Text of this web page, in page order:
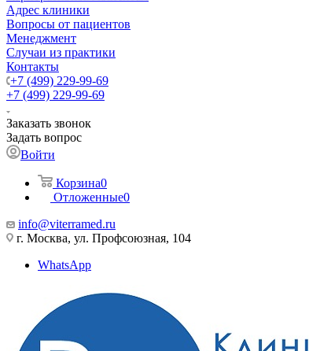
Адрес клиники
Вопросы от пациентов
Менеджмент
Случаи из практики
Контакты
+7 (499) 229-99-69
+7 (499) 229-99-69
Заказать звонок
Задать вопрос
Войти
Корзина0
Отложенные0
info@viterramed.ru
г. Москва, ул. Профсоюзная, 104
WhatsApp